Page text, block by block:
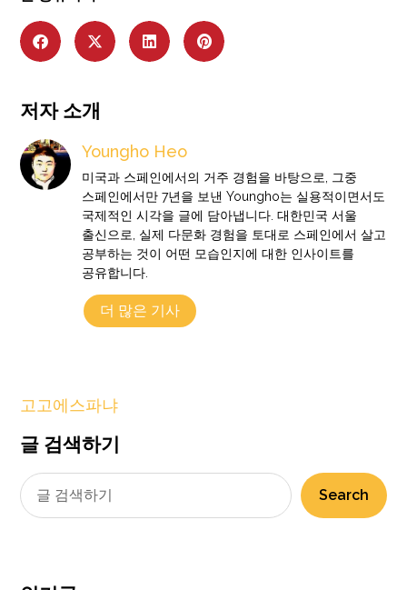
저자 소개
Youngho Heo
미국과 스페인에서의 거주 경험을 바탕으로, 그중
스페인에서만 7년을 보낸 Youngho는 실용적이면서도
국제적인 시각을 글에 담아냅니다. 대한민국 서울
출신으로, 실제 다문화 경험을 토대로 스페인에서 살고
공부하는 것이 어떤 모습인지에 대한 인사이트를
공유합니다.
더 많은 기사
고고에스파냐
글 검색하기
Search